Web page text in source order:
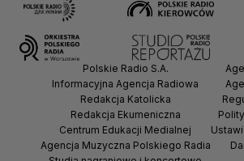
Polskie Radio S.A.
Informacyjna Agencja Radiowa
Redakcja Katolicka
Redakcja Ekumeniczna
Centrum Edukacji Medialnej
Agencja Muzyczna Polskiego Radia